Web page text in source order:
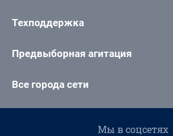
Техподдержка
Предвыборная агитация
Все города сети
Мы в соцсетях